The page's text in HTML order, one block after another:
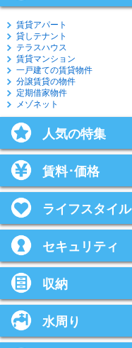
賃貸アパート
貸しテナント
テラスハウス
賃貸マンション
一戸建ての賃貸物件
分譲賃貸の物件
定期借家物件
メゾネット
人気の特集
賃料･価格
ライフスタイル
セキュリティ
収納
水周り